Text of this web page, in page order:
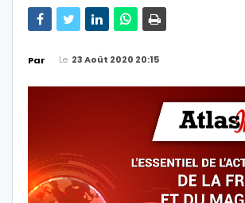
Par Le 23 Août 2020 20:15